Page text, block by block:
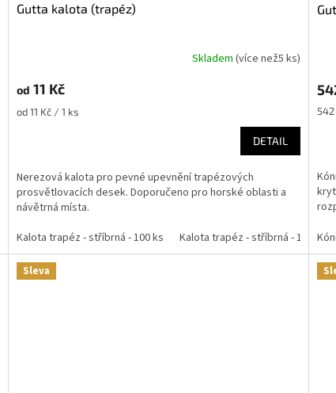
Gutta kalota (trapéz)
Skladem (více než5 ks)
od 11 Kč
Měrná
od 11 Kč / 1 ks
DETAIL
Nerezová kalota pro pevné upevnění trapézových
prosvětlovacích desek. Doporučeno pro horské oblasti a
návětrná místa.
Kalota trapéz - stříbrná - 100 ks
Kalota trapéz - stříbrná - 1 ks
Sleva